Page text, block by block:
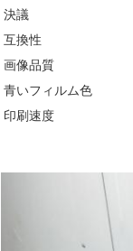
決議
互換性
画像品質
青いフィルム色
印刷速度